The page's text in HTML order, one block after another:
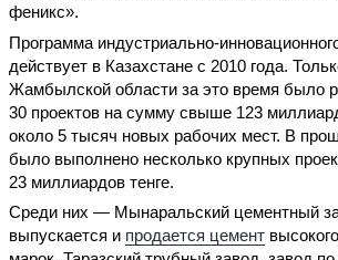
феникс».
Программа индустриально-
действует в Казахстане с 2010 года.
Жамбылской области за это время было
30 проектов на сумму свыше 123
около 5 тысяч новых рабочих мест. В
было выполнено несколько крупных
23 миллиардов тенге.
Среди них — Мынаральский цементный
выпускается и продается цемент